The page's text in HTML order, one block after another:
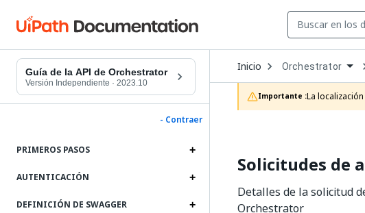
Guía de la API de Orchestrator
Versión Independiente · 2023.10
- Contraer
PRIMEROS PASOS
AUTENTICACIÓN
DEFINICIÓN DE SWAGGER
Inicio Open
Dropdown
to
choose
product
Orchestrator
Importante :La
Solicitudes de
Detalles de la solicitud
Orchestrator